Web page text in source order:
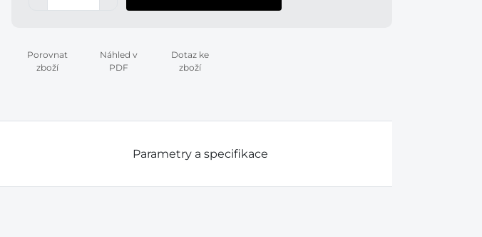
Porovnat
zboží
Náhled v
PDF
Dotaz ke
zboží
Parametry a specifikace